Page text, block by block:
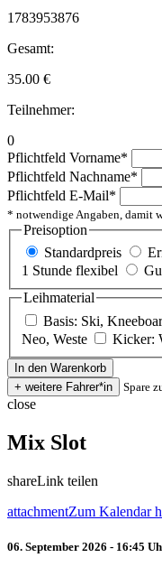
1783953876
Gesamt:
35.00 €
Teilnehmer:
0
Pflichtfeld Vorname*
Pflichtfeld Nachname*
Pflichtfeld E-Mail*
* notwendige Angaben, damit
Preisoption
Standardpreis
1 Stunde flexibel
Leihmaterial
Basis: Ski,
Neo, Weste
Kicker:
Spare
close
Mix Slot
shareLink teilen
attachmentZum Kalendar
06. September 2026 - 16:45